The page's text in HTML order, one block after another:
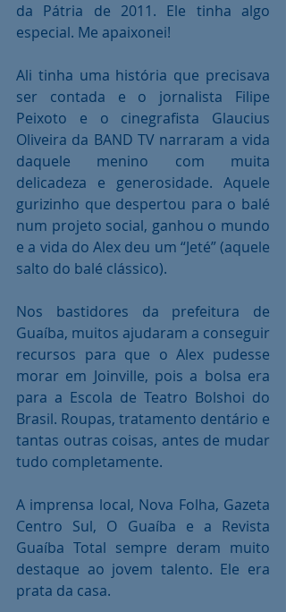
da Pátria de 2011. Ele tinha algo
especial. Me apaixonei!
Ali tinha uma história que precisava
ser contada e o jornalista Filipe
Peixoto e o cinegrafista Glaucius
Oliveira da BAND TV narraram a vida
daquele menino com muita
delicadeza e generosidade. Aquele
gurizinho que despertou para o balé
num projeto social, ganhou o mundo
e a vida do Alex deu um “Jeté” (aquele
salto do balé clássico).
Nos bastidores da prefeitura de
Guaíba, muitos ajudaram a conseguir
recursos para que o Alex pudesse
morar em Joinville, pois a bolsa era
para a Escola de Teatro Bolshoi do
Brasil. Roupas, tratamento dentário e
tantas outras coisas, antes de mudar
tudo completamente.
A imprensa local, Nova Folha, Gazeta
Centro Sul, O Guaíba e a Revista
Guaíba Total sempre deram muito
destaque ao jovem talento. Ele era
prata da casa.